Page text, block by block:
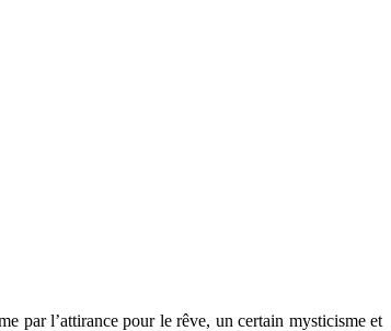
par l’attirance pour le rêve, un certain mysticisme et